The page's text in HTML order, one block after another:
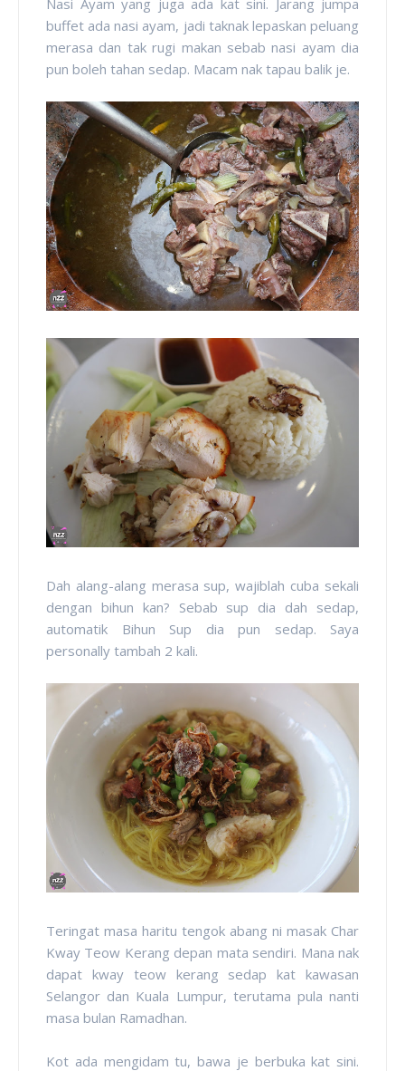
Nasi Ayam yang juga ada kat sini. Jarang jumpa
buffet ada nasi ayam, jadi taknak lepaskan peluang
merasa dan tak rugi makan sebab nasi ayam dia
pun boleh tahan sedap. Macam nak tapau balik je.
Dah alang-alang merasa sup, wajiblah cuba sekali
dengan bihun kan? Sebab sup dia dah sedap,
automatik Bihun Sup dia pun sedap. Saya
personally tambah 2 kali.
Teringat masa haritu tengok abang ni masak Char
Kway Teow Kerang depan mata sendiri. Mana nak
dapat kway teow kerang sedap kat kawasan
Selangor dan Kuala Lumpur, terutama pula nanti
masa bulan Ramadhan.
Kot ada mengidam tu, bawa je berbuka kat sini.